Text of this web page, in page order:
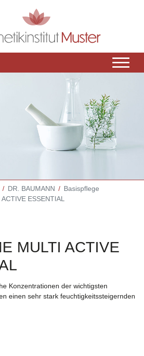
DR. BAUMANN
Basispflege
ESSENTIAL
MULTI ACTIVE
Konzentrationen der wichtigsten
einen sehr stark feuchtigkeitssteigernden